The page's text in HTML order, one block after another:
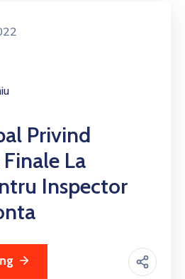
Privind
La
Inspector